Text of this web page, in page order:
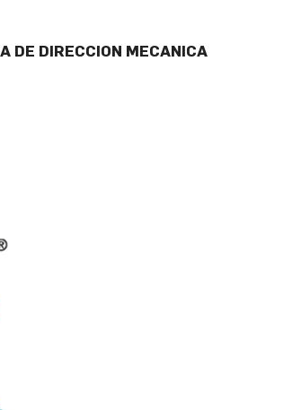
DE DIRECCION MECANICA